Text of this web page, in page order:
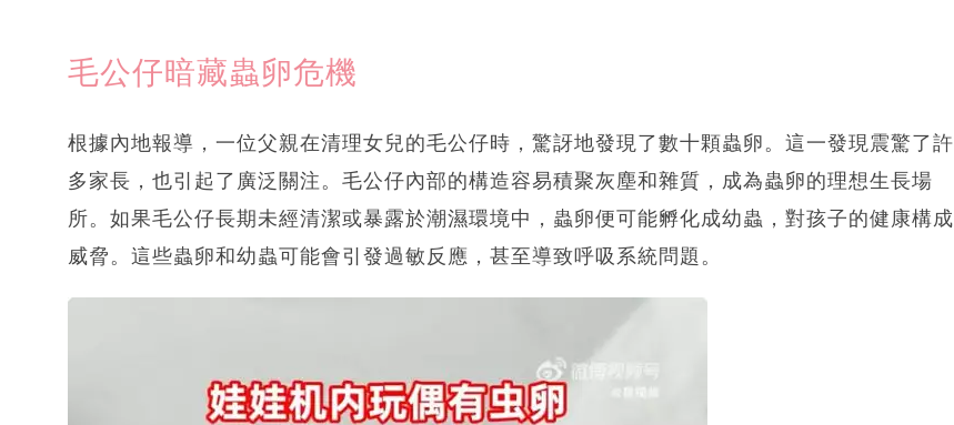
毛公仔暗藏蟲卵危機
根據內地報導，一位父親在清理女兒的毛公仔時，驚訝地發現了數十顆蟲卵。這一發現震驚了許
多家長，也引起了廣泛關注。毛公仔內部的構造容易積聚灰塵和雜質，成為蟲卵的理想生長場
所。如果毛公仔長期未經清潔或暴露於潮濕環境中，蟲卵便可能孵化成幼蟲，對孩子的健康構成
威脅。這些蟲卵和幼蟲可能會引發過敏反應，甚至導致呼吸系統問題。